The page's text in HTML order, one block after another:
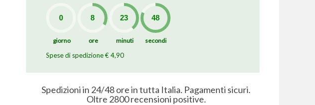
giorno ore minuti secondi
Spese di spedizione € 4,90
Spedizioni in 24/48 ore in tutta Italia. Pagamenti sicuri.
Oltre 2800 recensioni positive.